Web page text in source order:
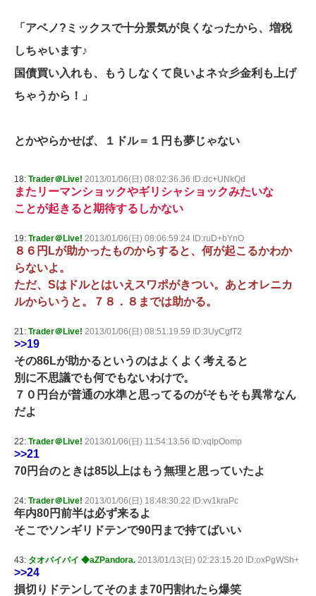
「アベノ?ミックスで十分景気が良くなったから、増税
しちゃいます♪
国債買い入れも、もうしなくて良いよネ☆彡金利も上げ
ちゃうから！」
とかやらかせば、１ドル＝１円も夢じゃない
18: Trader＠Live! 2013/01/06(日) 08:02:36.36 ID:dc+UNkQd
またリーマンショックやギリシャショックみたいな
ことが起きると期待するしかない
19: Trader＠Live! 2013/01/06(日) 08:06:59.24 ID:ruD+bYnO
８６円Lが助かったものからすると、何が起こるかわか
らないよ。
ただ、Sはドルとはいえスワポがきつい。あとオレニカ
ルからいうと。７８．８までは助かる。
21: Trader＠Live! 2013/01/06(日) 08:51:19.59 ID:3UyCgfT2
>>19
その86Lが助かるというのはよくよく考えると
別に不思議でも何でもないわけで。
７０円台が普通の水準と思ってるのがそもそも異常なん
だよ
22: Trader＠Live! 2013/01/06(日) 11:54:13.56 ID:vqIpOomp
>>21
70円台のときは85以上はもう無理と思っていたよ
24: Trader＠Live! 2013/01/06(日) 18:48:30.22 ID:vv1kraPc
年内80円前半は必ず来るよ
そこでソンギリドテンで90円まで持てばいい
43: タオパイパイ ◆aZPandora. 2013/01/13(日) 02:23:15.20 ID:oxPgWSh+
>>24
損切りドテンしてそのまま70円割れたら爆笑